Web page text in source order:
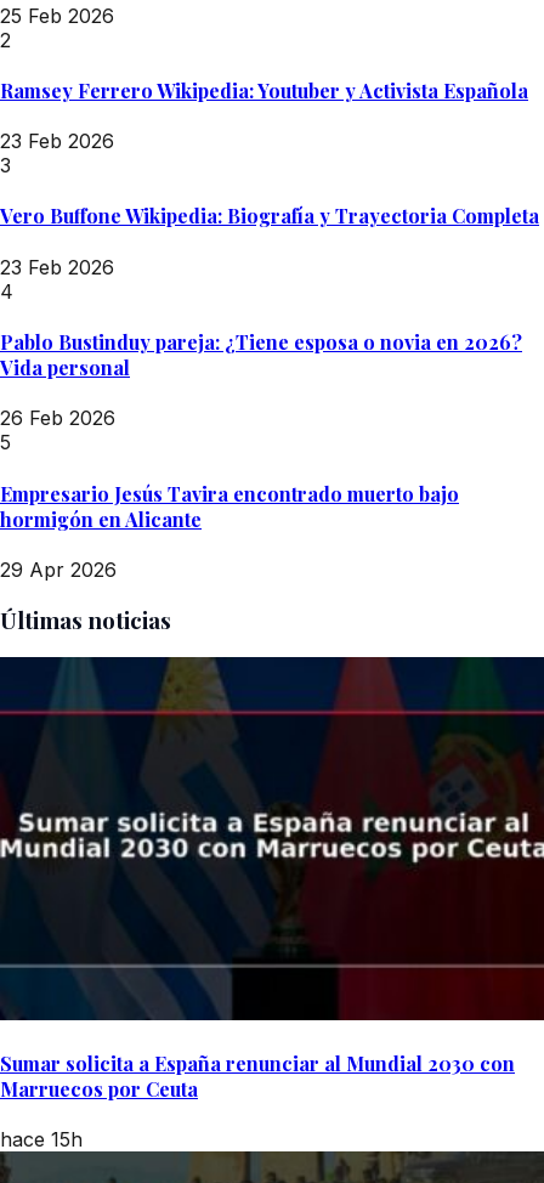
25 Feb 2026
2
Ramsey Ferrero Wikipedia: Youtuber y Activista Española
23 Feb 2026
3
Vero Buffone Wikipedia: Biografía y Trayectoria Completa
23 Feb 2026
4
Pablo Bustinduy pareja: ¿Tiene esposa o novia en 2026?
Vida personal
26 Feb 2026
5
Empresario Jesús Tavira encontrado muerto bajo
hormigón en Alicante
29 Apr 2026
Últimas noticias
Sumar solicita a España renunciar al Mundial 2030 con
Marruecos por Ceuta
hace 15h